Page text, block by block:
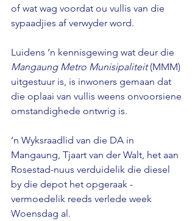
of wat wag voordat ou vullis van die
sypaadjies af verwyder word.
Luidens ‘n kennisgewing wat deur die
Mangaung Metro Munisipaliteit (MMM)
uitgestuur is, is inwoners gemaan dat
die oplaai van vullis weens onvoorsiene
omstandighede ontwrig is.
‘n Wyksraadlid van die DA in
Mangaung, Tjaart van der Walt, het aan
Rosestad-nuus verduidelik die diesel
by die depot het opgeraak -
vermoedelik reeds verlede week
Woensdag al.